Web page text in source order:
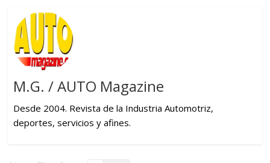
M.G. / AUTO Magazine
Desde 2004. Revista de la Industria Automotriz,
deportes, servicios y afines.